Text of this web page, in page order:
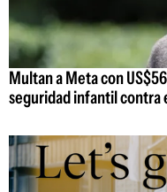
Multan a Meta con
seguridad infantil contra